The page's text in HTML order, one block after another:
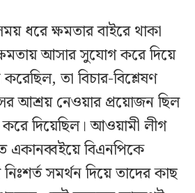
ধরে ক্ষমতার বাইরে থাকা
আসার সুযোগ করে দিয়ে
তা বিচার-বিশ্লেষণ
আশ্রয় নেওয়ার প্রয়োজন ছিল
দিয়েছিল। আওয়ামী লীগ
একানব্বইয়ে বিএনপিকে
সমর্থন দিয়ে তাদের কাছ